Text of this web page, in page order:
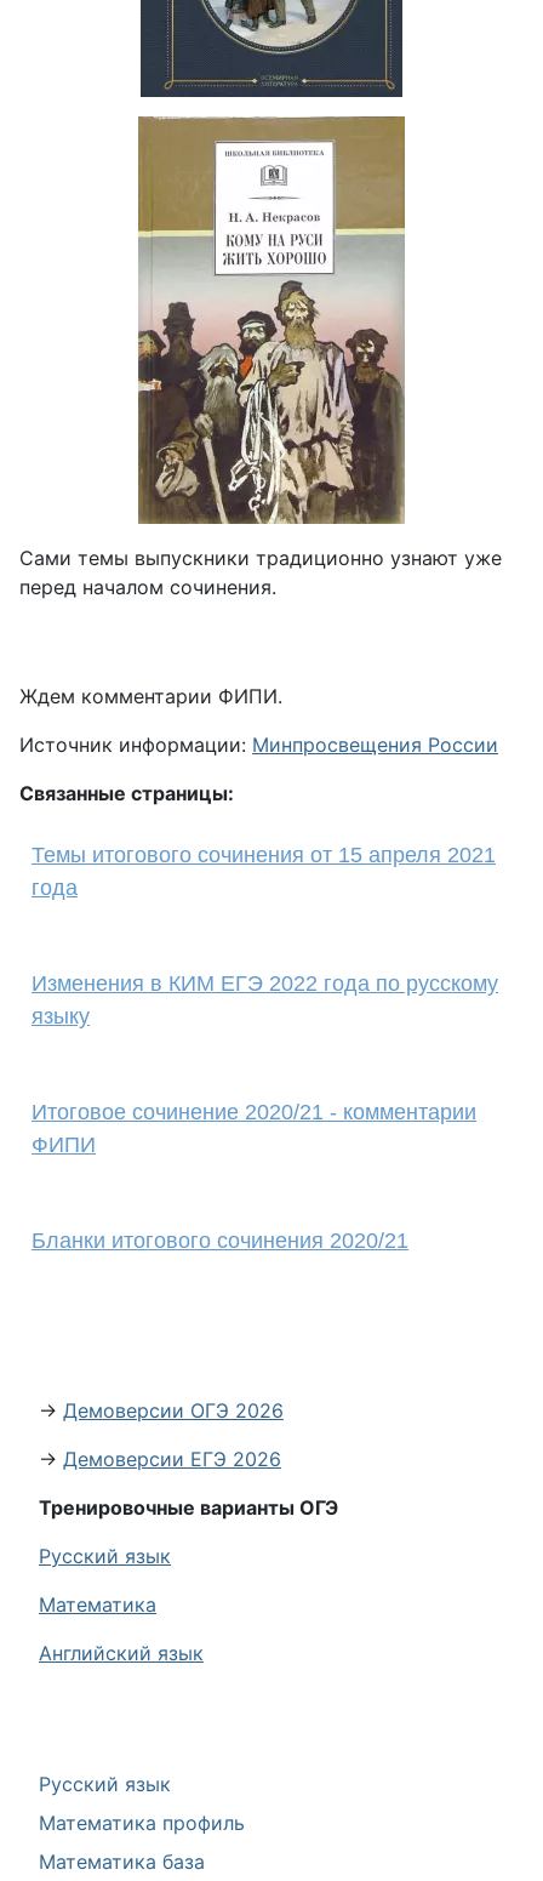
Русский язык
Математика профиль
Математика база
Сами темы выпускники традиционно узнают уже
перед началом сочинения.
Ждем комментарии ФИПИ.
Источник информации: Минпросвещения России
Связанные страницы:
Темы итогового сочинения от 15 апреля 2021
года
Изменения в КИМ ЕГЭ 2022 года по русскому
языку
Итоговое сочинение 2020/21 - комментарии
ФИПИ
Бланки итогового сочинения 2020/21
→ Демоверсии ОГЭ 2026
→ Демоверсии ЕГЭ 2026
Тренировочные варианты ОГЭ
Русский язык
Математика
Английский язык